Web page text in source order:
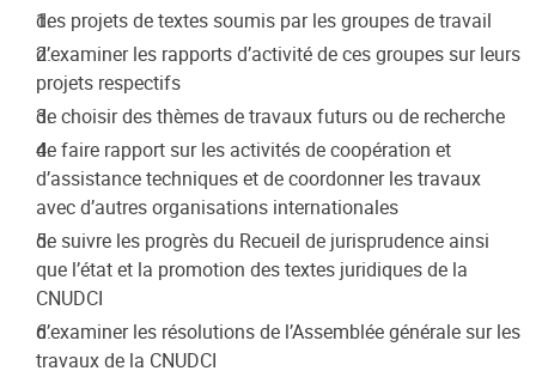
des projets de textes soumis par les groupes de travail
d’examiner les rapports d’activité de ces groupes sur leurs
projets respectifs
de choisir des thèmes de travaux futurs ou de recherche
de faire rapport sur les activités de coopération et
d’assistance techniques et de coordonner les travaux
avec d’autres organisations internationales
de suivre les progrès du Recueil de jurisprudence ainsi
que l’état et la promotion des textes juridiques de la
CNUDCI
d’examiner les résolutions de l’Assemblée générale sur les
travaux de la CNUDCI